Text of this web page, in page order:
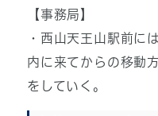
【事務局】
・西山天王山駅前に
内に来てからの移動
をしていく。